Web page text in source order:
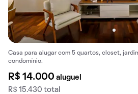
Casa para alugar com 5 quartos, closet,
condomínio.
R$ 14.000aluguel
R$ 15.430 total